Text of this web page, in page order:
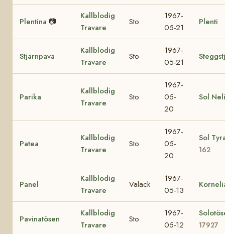
Plentina 📷
Kallblodig
Travare
Sto
1967-
05-21
Plenti
Stjärnpava
Kallblodig
Travare
Sto
1967-
05-21
Parika
Kallblodig
Travare
Sto
1967-
05-
20
Sol Neli
Patea
Kallblodig
Travare
Sto
1967-
05-
20
Sol
162
Panel
Kallblodig
Travare
Valack
1967-
05-13
Pavinatösen
Kallblodig
Travare
Sto
1967-
05-12
17927